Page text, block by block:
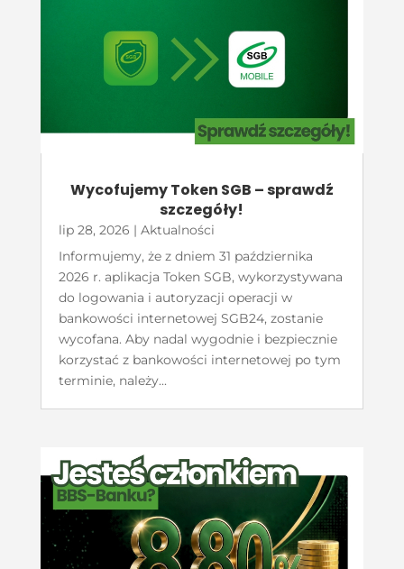
Wycofujemy Token SGB – sprawdź
szczegóły!
lip 28, 2026 | Aktualności
Informujemy, że z dniem 31 października
2026 r. aplikacja Token SGB, wykorzystywana
do logowania i autoryzacji operacji w
bankowości internetowej SGB24, zostanie
wycofana. Aby nadal wygodnie i bezpiecznie
korzystać z bankowości internetowej po tym
terminie, należy...